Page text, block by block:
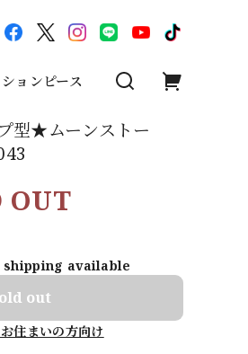
ョンピース
型★ムーンストー
OUT
available
out
住まいの方向け